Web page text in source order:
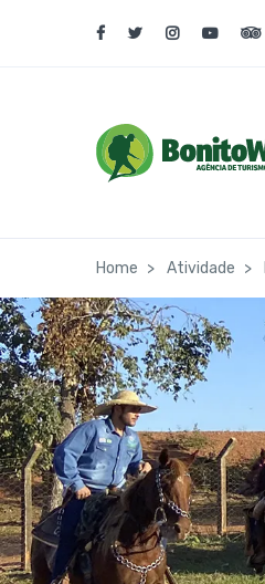
Home Atividade